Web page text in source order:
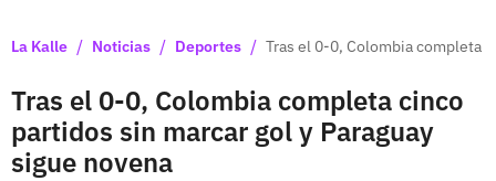
La Kalle / Noticias / Deportes / Tras el 0-0, Colombia completa
Tras el 0-0, Colombia completa cinco
partidos sin marcar gol y Paraguay
sigue novena